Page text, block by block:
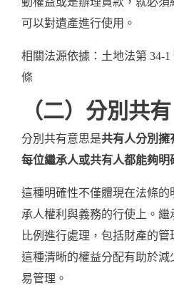
可以對遺產進行使用。
相關法源依據： 土地法第 34-1
條
（二）分別共有
分別共有意思是共有人分別擁
每位繼承人或共有人都能夠明
這種明確性不僅體現在法條
承人權利與義務的行使上。
比例進行處理，包括財產的管
這種清晰的權益分配有助於
易管理。